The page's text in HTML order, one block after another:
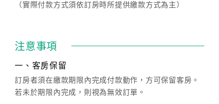
（實際付款方式須依訂房時所提供繳款方式為主）
注意事項
一、客房保留
訂房者須在繳款期限內完成付款動作，方可保留客房。
若未於期限內完成，則視為無效訂單。